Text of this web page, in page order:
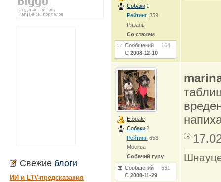
Свежие блоги
ИИ и LTV-предсказания
Собаки 1
Рейтинг: 359
Рязань
Со стажем
Сообщений 164
С 2008-12-10
Etouale
Собаки 2
Рейтинг: 653
Москва
Собачий гуру
Сообщений 551
С 2008-11-29